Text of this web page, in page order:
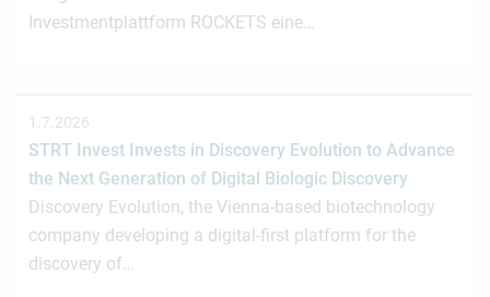
Investmentplattform ROCKETS eine…
1.7.2026
STRT Invest Invests in Discovery Evolution to Advance
the Next Generation of Digital Biologic Discovery
Discovery Evolution, the Vienna-based biotechnology
company developing a digital-first platform for the
discovery of…